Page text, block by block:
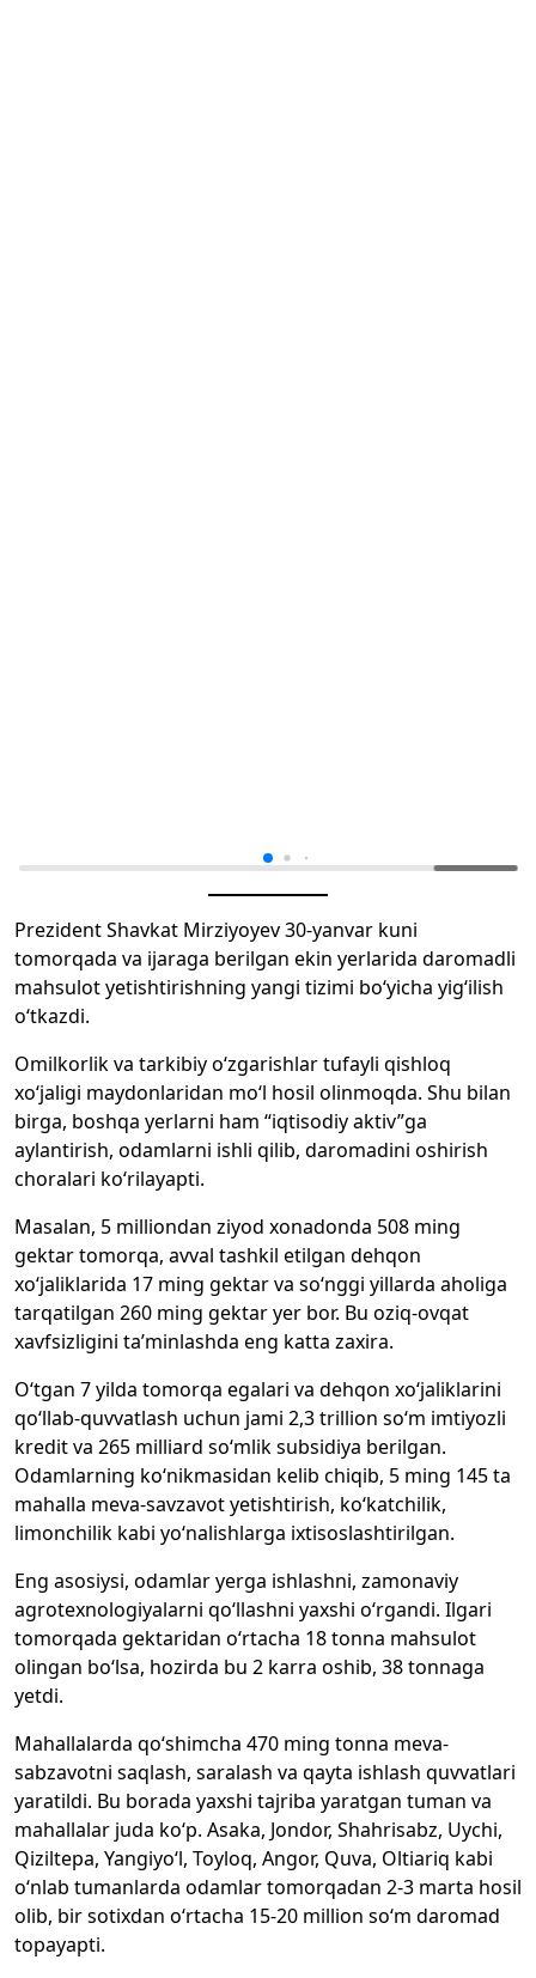
Prezident Shavkat Mirziyoyev 30-yanvar kuni
tomorqada va ijaraga berilgan ekin yerlarida daromadli
mahsulot yetishtirishning yangi tizimi bo‘yicha yig‘ilish
o‘tkazdi.
Omilkorlik va tarkibiy o‘zgarishlar tufayli qishloq
xo‘jaligi maydonlaridan mo‘l hosil olinmoqda. Shu bilan
birga, boshqa yerlarni ham “iqtisodiy aktiv”ga
aylantirish, odamlarni ishli qilib, daromadini oshirish
choralari ko‘rilayapti.
Masalan, 5 milliondan ziyod xonadonda 508 ming
gektar tomorqa, avval tashkil etilgan dehqon
xo‘jaliklarida 17 ming gektar va so‘nggi yillarda aholiga
tarqatilgan 260 ming gektar yer bor. Bu oziq-ovqat
xavfsizligini ta’minlashda eng katta zaxira.
O‘tgan 7 yilda tomorqa egalari va dehqon xo‘jaliklarini
qo‘llab-quvvatlash uchun jami 2,3 trillion so‘m imtiyozli
kredit va 265 milliard so‘mlik subsidiya berilgan.
Odamlarning ko‘nikmasidan kelib chiqib, 5 ming 145 ta
mahalla meva-savzavot yetishtirish, ko‘katchilik,
limonchilik kabi yo‘nalishlarga ixtisoslashtirilgan.
Eng asosiysi, odamlar yerga ishlashni, zamonaviy
agrotexnologiyalarni qo‘llashni yaxshi o‘rgandi. Ilgari
tomorqada gektaridan o‘rtacha 18 tonna mahsulot
olingan bo‘lsa, hozirda bu 2 karra oshib, 38 tonnaga
yetdi.
Mahallalarda qo‘shimcha 470 ming tonna meva-
sabzavotni saqlash, saralash va qayta ishlash quvvatlari
yaratildi. Bu borada yaxshi tajriba yaratgan tuman va
mahallalar juda ko‘p. Asaka, Jondor, Shahrisabz, Uychi,
Qiziltepa, Yangiyo‘l, Toyloq, Angor, Quva, Oltiariq kabi
o‘nlab tumanlarda odamlar tomorqadan 2-3 marta hosil
olib, bir sotixdan o‘rtacha 15-20 million so‘m daromad
topayapti.